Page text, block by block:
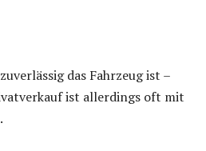
das Fahrzeug ist –
ist allerdings oft mit